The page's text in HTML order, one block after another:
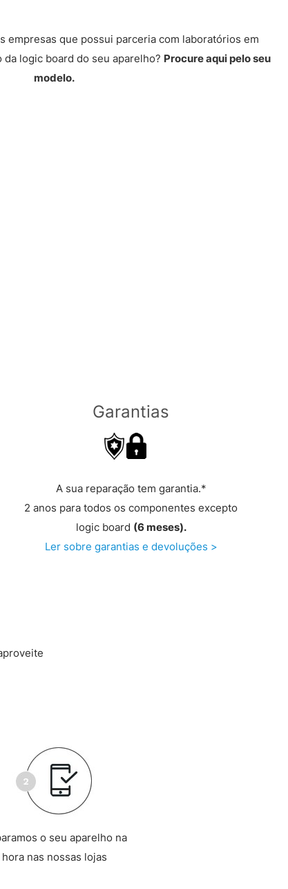
empresas que possui parceria com laboratórios em
logic board do seu aparelho? Procure aqui pelo seu
modelo.
Garantias
A sua reparação tem garantia.*
2 anos para todos os componentes excepto
logic board (6 meses).
Ler sobre garantias e devoluções >
o seu aparelho na
hora nas nossas lojas